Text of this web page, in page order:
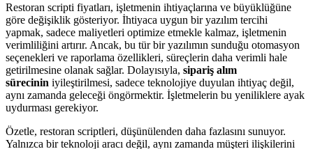
Restoran scripti fiyatları, işletmenin ihtiyaçlarına ve büyüklüğüne
göre değişiklik gösteriyor. İhtiyaca uygun bir yazılım tercihi
yapmak, sadece maliyetleri optimize etmekle kalmaz, işletmenin
verimliliğini artırır. Ancak, bu tür bir yazılımın sunduğu otomasyon
seçenekleri ve raporlama özellikleri, süreçlerin daha verimli hale
getirilmesine olanak sağlar. Dolayısıyla, sipariş alım
sürecinin iyileştirilmesi, sadece teknolojiye duyulan ihtiyaç değil,
aynı zamanda geleceği öngörmektir. İşletmelerin bu yeniliklere ayak
uydurması gerekiyor.
Özetle, restoran scriptleri, düşünülenden daha fazlasını sunuyor.
Yalnızca bir teknoloji aracı değil, aynı zamanda müşteri ilişkilerini